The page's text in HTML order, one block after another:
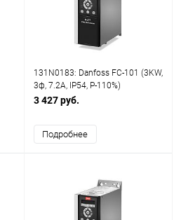
131N0183: Danfoss FC-101 (3KW,
3ф, 7.2A, IP54, P-110%)
3 427 руб.
Подробнее